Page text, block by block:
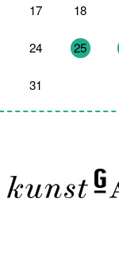
17 18
24 25
31